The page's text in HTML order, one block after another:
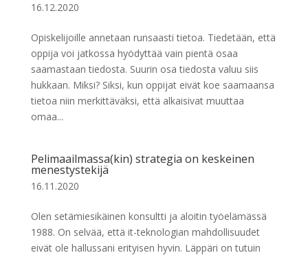
16.12.2020
Opiskelijoille annetaan runsaasti tietoa. Tiedetään, että
oppija voi jatkossa hyödyttää vain pientä osaa
saamastaan tiedosta. Suurin osa tiedosta valuu siis
hukkaan. Miksi? Siksi, kun oppijat eivät koe saamaansa
tietoa niin merkittäväksi, että alkaisivat muuttaa
omaa...
Pelimaailmassa(kin) strategia on keskeinen
menestystekijä
16.11.2020
Olen setämiesikäinen konsultti ja aloitin työelämässä
1988. On selvää, että it-teknologian mahdollisuudet
eivät ole hallussani erityisen hyvin. Läppäri on tutuin